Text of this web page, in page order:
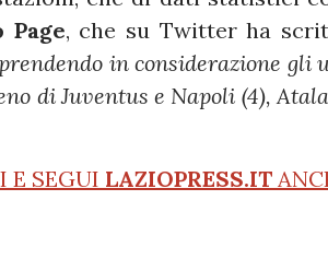
Page, che su Twitter ha
in considerazione
di Juventus e Napoli (4),
E SEGUI LAZIOPRESS.IT